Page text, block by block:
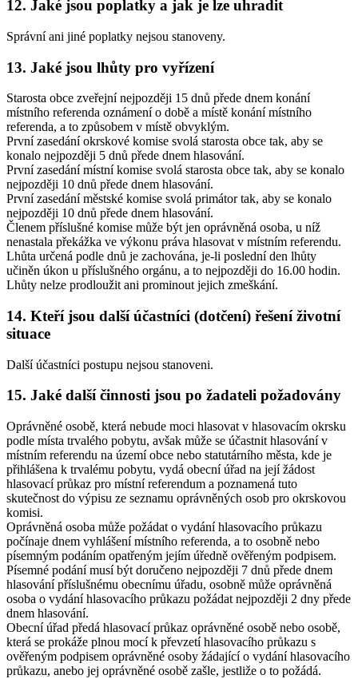
12. Jaké jsou poplatky a jak je lze uhradit
Správní ani jiné poplatky nejsou stanoveny.
13. Jaké jsou lhůty pro vyřízení
Starosta obce zveřejní nejpozději 15 dnů přede dnem konání
místního referenda oznámení o době a místě konání místního
referenda, a to způsobem v místě obvyklým.
První zasedání okrskové komise svolá starosta obce tak, aby se
konalo nejpozději 5 dnů přede dnem hlasování.
První zasedání místní komise svolá starosta obce tak, aby se konalo
nejpozději 10 dnů přede dnem hlasování.
První zasedání městské komise svolá primátor tak, aby se konalo
nejpozději 10 dnů přede dnem hlasování.
Členem příslušné komise může být jen oprávněná osoba, u níž
nenastala překážka ve výkonu práva hlasovat v místním referendu.
Lhůta určená podle dnů je zachována, je-li poslední den lhůty
učiněn úkon u příslušného orgánu, a to nejpozději do 16.00 hodin.
Lhůty nelze prodloužit ani prominout jejich zmeškání.
14. Kteří jsou další účastníci (dotčení) řešení životní
situace
Další účastníci postupu nejsou stanoveni.
15. Jaké další činnosti jsou po žadateli požadovány
Oprávněné osobě, která nebude moci hlasovat v hlasovacím okrsku
podle místa trvalého pobytu, avšak může se účastnit hlasování v
místním referendu na území obce nebo statutárního města, kde je
přihlášena k trvalému pobytu, vydá obecní úřad na její žádost
hlasovací průkaz pro místní referendum a poznamená tuto
skutečnost do výpisu ze seznamu oprávněných osob pro okrskovou
komisi.
Oprávněná osoba může požádat o vydání hlasovacího průkazu
počínaje dnem vyhlášení místního referenda, a to osobně nebo
písemným podáním opatřeným jejím úředně ověřeným podpisem.
Písemné podání musí být doručeno nejpozději 7 dnů přede dnem
hlasování příslušnému obecnímu úřadu, osobně může oprávněná
osoba o vydání hlasovacího průkazu požádat nejpozději 2 dny přede
dnem hlasování.
Obecní úřad předá hlasovací průkaz oprávněné osobě nebo osobě,
která se prokáže plnou mocí k převzetí hlasovacího průkazu s
ověřeným podpisem oprávněné osoby žádající o vydání hlasovacího
průkazu, anebo jej oprávněné osobě zašle, jestliže o to požádá.